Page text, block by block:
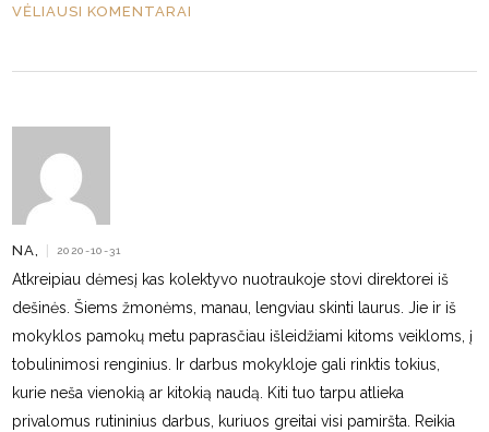
VĖLIAUSI KOMENTARAI
NA, 2020-10-31
Atkreipiau dėmesį kas kolektyvo nuotraukoje stovi direktorei iš
dešinės. Šiems žmonėms, manau, lengviau skinti laurus. Jie ir iš
mokyklos pamokų metu paprasčiau išleidžiami kitoms veikloms, į
tobulinimosi renginius. Ir darbus mokykloje gali rinktis tokius,
kurie neša vienokią ar kitokią naudą. Kiti tuo tarpu atlieka
privalomus rutininius darbus, kuriuos greitai visi pamiršta. Reikia